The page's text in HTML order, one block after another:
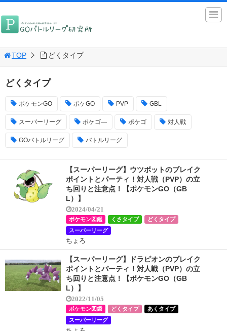
TOP どくタイプ
どくタイプ
ポケモンGO ポケGO PVP GBL
スーパーリーグ ポケゴ― ポケゴ 対人戦
GOバトルリーグ バトルリーグ
【スーパーリーグ】ウツボットのブレイク
ポイントとパーティ！対人戦（PVP）の立
ち回りと注意点！【ポケモンGO（GB
L）】
2024/04/21
ポケモン図鑑 くさタイプ
どくタイプ
スーパーリーグ
ちょろ
【スーパーリーグ】ドラピオンのブレイク
ポイントとパーティ！対人戦（PVP）の立
ち回りと注意点！【ポケモンGO（GB
L）】
2022/11/05
ポケモン図鑑 どくタイプ
あくタイプ
スーパーリーグ